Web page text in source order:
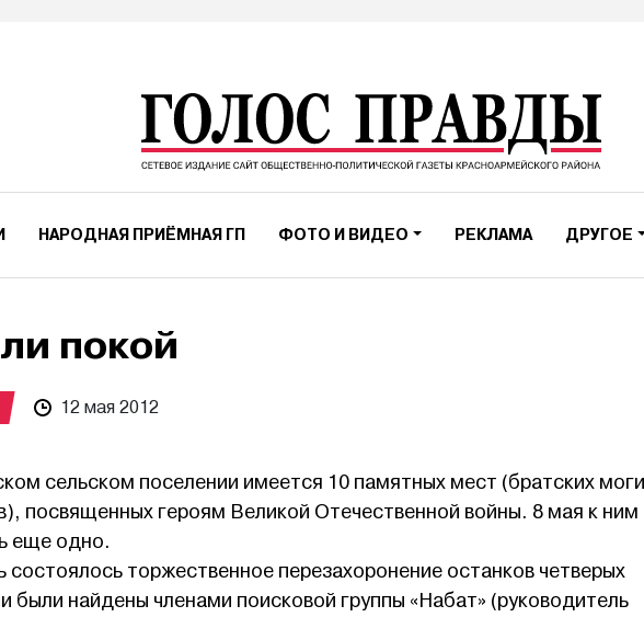
НАРОДНАЯ ПРИЁМНАЯ ГП ФОТО И ВИДЕО РЕКЛАМА ДРУГОЕ
покой
12 мая 2012
сельском поселении имеется 10 памятных мест (братских
посвященных героям Великой Отечественной войны. 8 мая к ним
еще одно.
состоялось торжественное перезахоронение останков четверых
были найдены членами поисковой группы «Набат» (руководитель